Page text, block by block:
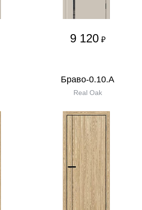
9 120 ₽
Браво-0.10.А
Real Oak